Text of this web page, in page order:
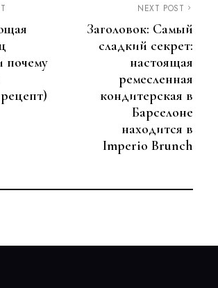
почему
NEXT POST
Заголовок: Самый
сладкий секрет:
настоящая
ремесленная
кондитерская в
Барселоне
находится в
Imperio Brunch